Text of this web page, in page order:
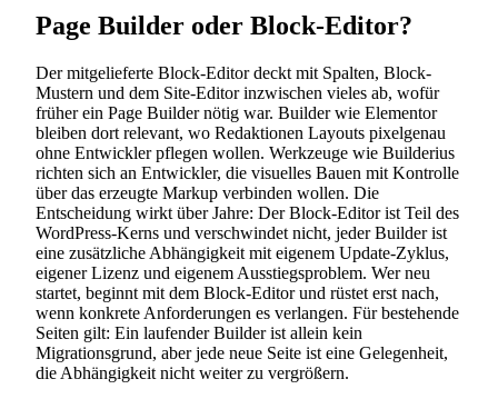
Page Builder oder Block-Editor?
Der mitgelieferte Block-Editor deckt mit Spalten, Block-
Mustern und dem Site-Editor inzwischen vieles ab, wofür
früher ein Page Builder nötig war. Builder wie Elementor
bleiben dort relevant, wo Redaktionen Layouts pixelgenau
ohne Entwickler pflegen wollen. Werkzeuge wie Builderius
richten sich an Entwickler, die visuelles Bauen mit Kontrolle
über das erzeugte Markup verbinden wollen. Die
Entscheidung wirkt über Jahre: Der Block-Editor ist Teil des
WordPress-Kerns und verschwindet nicht, jeder Builder ist
eine zusätzliche Abhängigkeit mit eigenem Update-Zyklus,
eigener Lizenz und eigenem Ausstiegsproblem. Wer neu
startet, beginnt mit dem Block-Editor und rüstet erst nach,
wenn konkrete Anforderungen es verlangen. Für bestehende
Seiten gilt: Ein laufender Builder ist allein kein
Migrationsgrund, aber jede neue Seite ist eine Gelegenheit,
die Abhängigkeit nicht weiter zu vergrößern.